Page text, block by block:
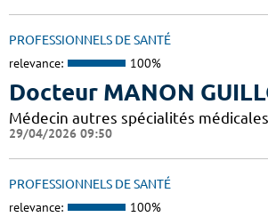
PROFESSIONNELS DE SANTÉ
relevance: 100%
Docteur MANON
Médecin autres spécialités médicales
29/04/2026 09:50
PROFESSIONNELS DE SANTÉ
relevance: 100%